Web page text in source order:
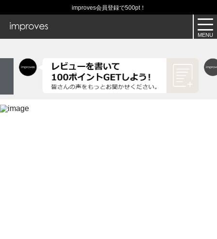
improves会員登録で500pt！